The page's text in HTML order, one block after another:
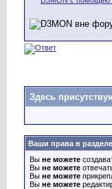
Здесь
Ваши права в разделе
Вы не можете
Вы не можете
Вы не можете
Вы не можете